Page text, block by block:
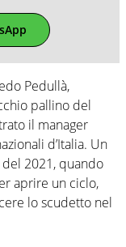
Pedullà,
pallino del
il manager
d’Italia. Un
2021, quando
aprire un ciclo,
lo scudetto nel